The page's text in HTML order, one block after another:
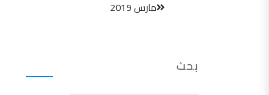
مارس 2019
بحث